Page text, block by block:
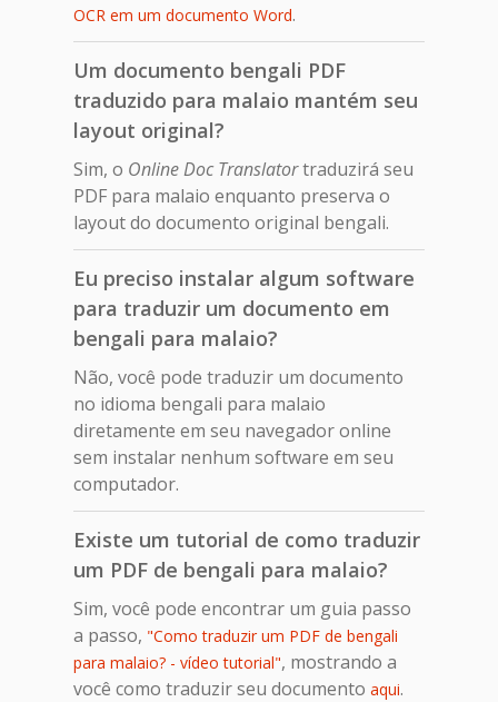
OCR em um documento Word.
Um documento bengali PDF
traduzido para malaio mantém seu
layout original?
Sim, o Online Doc Translatortraduzirá seu
PDF para malaio enquanto preserva o
layout do documento original bengali.
Eu preciso instalar algum software
para traduzir um documento em
bengali para malaio?
Não, você pode traduzir um documento
no idioma bengali para malaio
diretamente em seu navegador online
sem instalar nenhum software em seu
computador.
Existe um tutorial de como traduzir
um PDF de bengali para malaio?
Sim, você pode encontrar um guia passo
a passo, "Como traduzir um PDF de bengali
para malaio? - vídeo tutorial", mostrando a
você como traduzir seu documento aqui.